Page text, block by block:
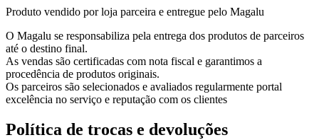
Produto vendido por loja parceira e entregue pelo Magalu
O Magalu se responsabiliza pela entrega dos produtos de parceiros
até o destino final.
As vendas são certificadas com nota fiscal e garantimos a
procedência de produtos originais.
Os parceiros são selecionados e avaliados regularmente portal
excelência no serviço e reputação com os clientes
Política de trocas e devoluções